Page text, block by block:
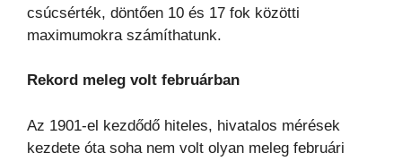
csúcsérték, döntően 10 és 17 fok közötti
maximumokra számíthatunk.
Rekord meleg volt februárban
Az 1901-el kezdődő hiteles, hivatalos mérések
kezdete óta soha nem volt olyan meleg februári